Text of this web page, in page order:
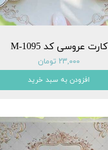
کارت عروسی کد M-1095
۲۳,۰۰۰ تومان
افزودن به سبد خرید